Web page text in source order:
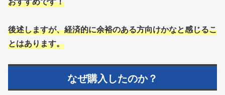
後述しますが、経済的に余裕のある方向けかなと感じるこ
とはあります。
なぜ購入したのか？